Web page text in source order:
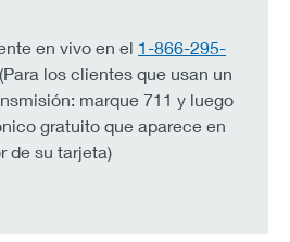
en vivo en el 1-866-295-
los clientes que usan un
marque 711 y luego
gratuito que aparece en
de su tarjeta)